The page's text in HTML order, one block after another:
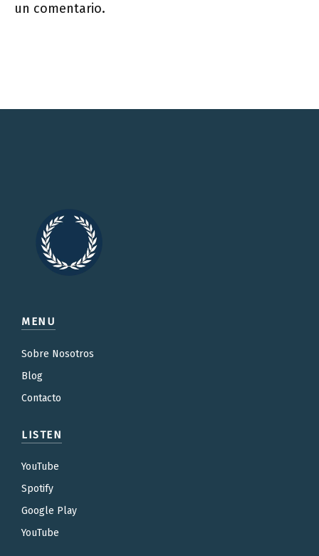
un comentario.
MENU
Sobre Nosotros
Blog
Contacto
LISTEN
YouTube
Spotify
Google Play
YouTube